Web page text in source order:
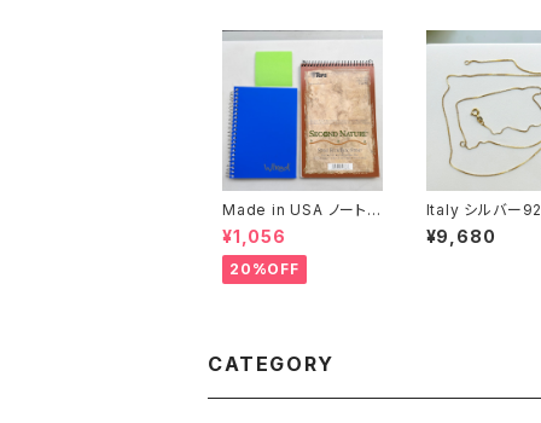
Made in USA ノート２
冊とおまけ
¥1,056
20%OFF
Italy シルバー
ボックスチェー
m）
¥9,680
CATEGORY